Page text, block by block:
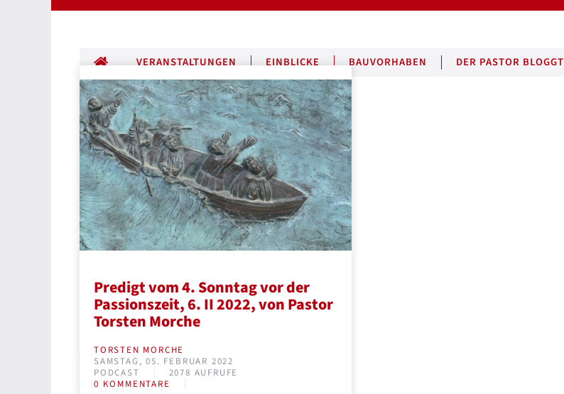
ALLE BEITRÄGE
VERANSTALTUNGEN EINBLICKE BAUVORHABEN DER PASTOR BLOGGT
Predigt vom 4. Sonntag vor der
Passionszeit, 6. II 2022, von Pastor
Torsten Morche
TORSTEN MORCHE
SAMSTAG, 05. FEBRUAR 2022
PODCAST
2078 AUFRUFE
0 KOMMENTARE